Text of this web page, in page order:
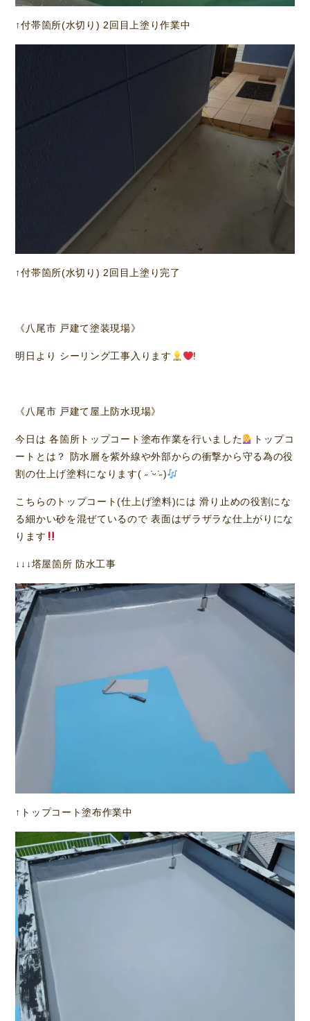
↑付帯箇所(水切り) 2回目上塗り作業中
↑付帯箇所(水切り) 2回目上塗り完了
《八尾市 戸建て塗装現場》
明日より シーリング工事入ります !
《八尾市 戸建て屋上防水現場》
今日は 各箇所トップコート塗布作業を行いました
トップコ
ートとは？ 防水層を紫外線や外部からの衝撃から守る為の役
割の仕上げ塗料になります( ˶ ̇ᵕ​ ̇˶)
こちらのトップコート(仕上げ塗料)には 滑り止めの役割にな
る細かい砂を混ぜているので 表面はザラザラな仕上がりにな
ります
↓↓↓塔屋箇所 防水工事
↑トップコート塗布作業中